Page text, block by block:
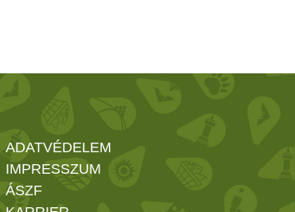
ADATVÉDELEM
IMPRESSZUM
ÁSZF